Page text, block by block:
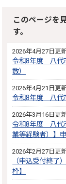
このページを
す。
2026年4月27日更
令和8年度 八代
数）
2026年4月21日更
令和8年度 八代
2026年3月16日更
令和8年度 八代
業等経験者）】
2026年2月27日更
（申込受付終
枠】